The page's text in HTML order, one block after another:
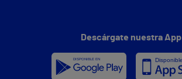
Descárgate nuestra App